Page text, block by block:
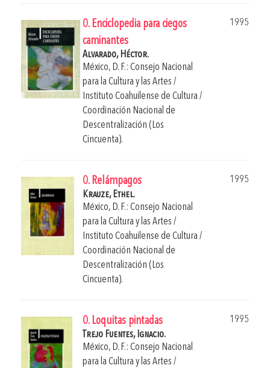
0. Enciclopedia para ciegos
caminantes
1995
Alvarado, Héctor.
México, D. F.: Consejo Nacional
para la Cultura y las Artes /
Instituto Coahuilense de Cultura /
Coordinación Nacional de
Descentralización (Los
Cincuenta).
0. Relámpagos
1995
Krauze, Ethel.
México, D. F.: Consejo Nacional
para la Cultura y las Artes /
Instituto Coahuilense de Cultura /
Coordinación Nacional de
Descentralización (Los
Cincuenta).
0. Loquitas pintadas
1995
Trejo Fuentes, Ignacio.
México, D. F.: Consejo Nacional
para la Cultura y las Artes /